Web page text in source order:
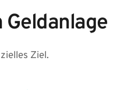
Geldanlage
Ziel.